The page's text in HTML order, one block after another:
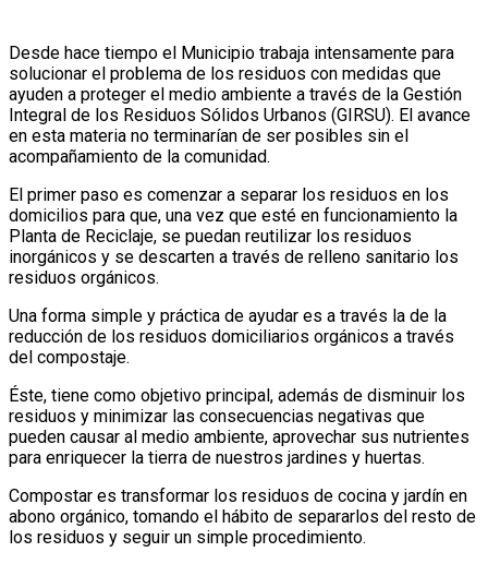
Desde hace tiempo el Municipio trabaja intensamente para
solucionar el problema de los residuos con medidas que
ayuden a proteger el medio ambiente a través de la Gestión
Integral de los Residuos Sólidos Urbanos (GIRSU). El avance
en esta materia no terminarían de ser posibles sin el
acompañamiento de la comunidad.
El primer paso es comenzar a separar los residuos en los
domicilios para que, una vez que esté en funcionamiento la
Planta de Reciclaje, se puedan reutilizar los residuos
inorgánicos y se descarten a través de relleno sanitario los
residuos orgánicos.
Una forma simple y práctica de ayudar es a través la de la
reducción de los residuos domiciliarios orgánicos a través
del compostaje.
Éste, tiene como objetivo principal, además de disminuir los
residuos y minimizar las consecuencias negativas que
pueden causar al medio ambiente, aprovechar sus nutrientes
para enriquecer la tierra de nuestros jardines y huertas.
Compostar es transformar los residuos de cocina y jardín en
abono orgánico, tomando el hábito de separarlos del resto de
los residuos y seguir un simple procedimiento.